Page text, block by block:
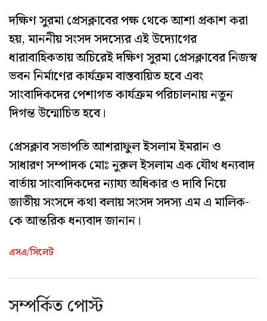
দক্ষিণ সুরমা প্রেসক্লাবের পক্ষ থেকে আশা প্রকাশ করা
হয়, মাননীয় সংসদ সদস্যের এই উদ্যোগের
ধারাবাহিকতায় অচিরেই দক্ষিণ সুরমা প্রেসক্লাবের নিজস্ব
ভবন নির্মাণের কার্যক্রম বাস্তবায়িত হবে এবং
সাংবাদিকদের পেশাগত কার্যক্রম পরিচালনায় নতুন
দিগন্ত উন্মোচিত হবে।
প্রেসক্লাব সভাপতি আশরাফুল ইসলাম ইমরান ও
সাধারণ সম্পাদক মোঃ নুরুল ইসলাম এক যৌথ ধন্যবাদ
বার্তায় সাংবাদিকদের ন্যায্য অধিকার ও দাবি নিয়ে
জাতীয় সংসদে কথা বলায় সংসদ সদস্য এম এ মালিক-
কে আন্তরিক ধন্যবাদ জানান।
এসএ/সিলেট
সম্পর্কিত পোস্ট